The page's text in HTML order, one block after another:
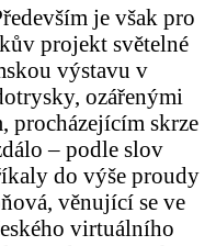
je však pro
projekt světelné
výstavu v
ozářenými
procházejícím skrze
– podle slov
do výše proudy
věnující se ve
virtuálního